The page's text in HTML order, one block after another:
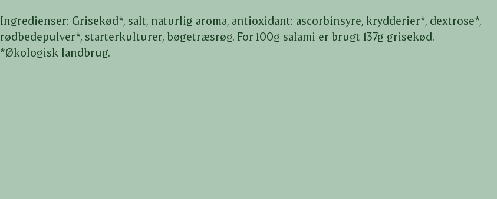
Ingredienser: Grisekød*, salt, naturlig aroma, antioxidant: ascorbinsyre, krydderier*, dextrose*,
rødbedepulver*, starterkulturer, bøgetræsrøg. For 100g salami er brugt 137g grisekød.
*Økologisk landbrug.